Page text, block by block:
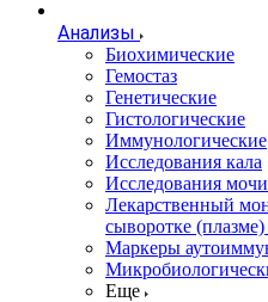
Анализы
Биохимические
Гемостаз
Генетические
Гистологические
Иммунологические
Исследования кала
Исследования мочи
Лекарственный
сыворотке
Маркеры
Еще